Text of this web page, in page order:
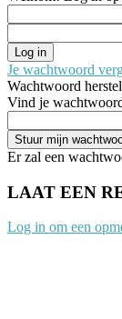
Je wachtwoord
Wachtwoord herstel
Vind je
Er zal een
LAAT EEN
Log in om een